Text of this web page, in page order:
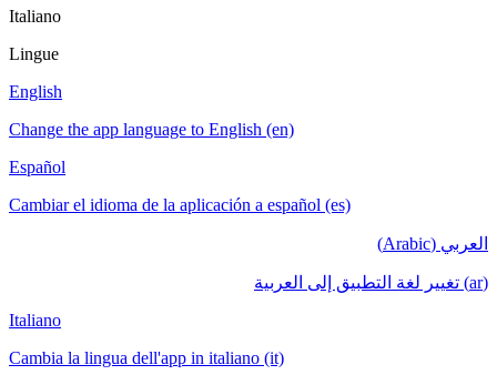
Italiano
Lingue
English
Change the app language to English (en)
Español
Cambiar el idioma de la aplicación a español (es)
العربي (Arabic)
(ar) تغيير لغة التطبيق إلى العربية
Italiano
Cambia la lingua dell'app in italiano (it)